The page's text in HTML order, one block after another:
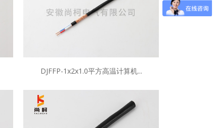
DJFFP-1x2x1.0平方高温计算机...